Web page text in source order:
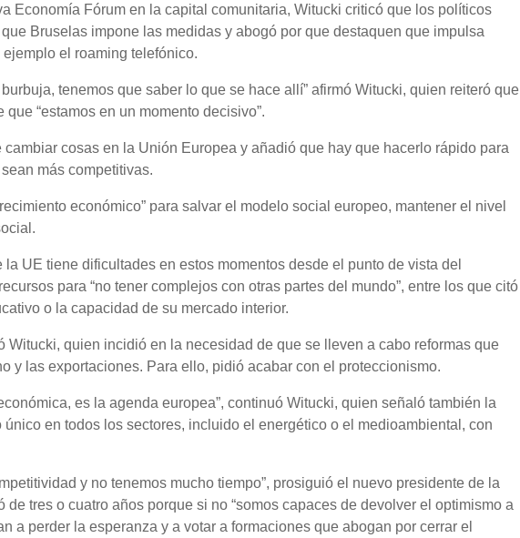
Economía Fórum en la capital comunitaria, Witucki criticó que los políticos
Bruselas impone las medidas y abogó por que destaquen que impulsa
el roaming telefónico.
tenemos que saber lo que se hace allí” afirmó Witucki, quien reiteró que
“estamos en un momento decisivo”.
cosas en la Unión Europea y añadió que hay que hacerlo rápido para
más competitivas.
económico” para salvar el modelo social europeo, mantener el nivel
UE tiene dificultades en estos momentos desde el punto de vista del
para “no tener complejos con otras partes del mundo”, entre los que citó
o la capacidad de su mercado interior.
Witucki, quien incidió en la necesidad de que se lleven a cabo reformas que
y las exportaciones. Para ello, pidió acabar con el proteccionismo.
es la agenda europea”, continuó Witucki, quien señaló también la
en todos los sectores, incluido el energético o el medioambiental, con
y no tenemos mucho tiempo”, prosiguió el nuevo presidente de la
tres o cuatro años porque si no “somos capaces de devolver el optimismo a
a perder la esperanza y a votar a formaciones que abogan por cerrar el